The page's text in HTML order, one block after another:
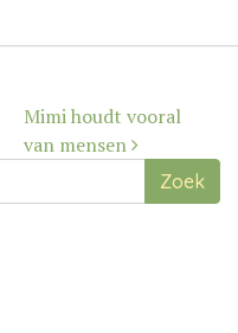
Mimi houdt vooral
van mensen